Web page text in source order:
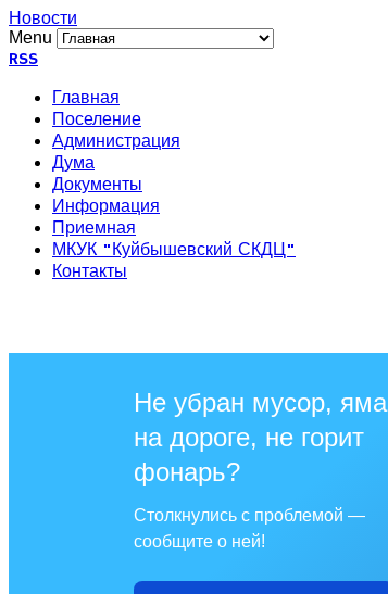
Новости
Menu
RSS
Главная
Поселение
Администрация
Дума
Документы
Информация
Приемная
МКУК "Куйбышевский СКДЦ"
Контакты
Не убран мусор, яма
на дороге, не горит
фонарь?
Столкнулись с проблемой —
сообщите о ней!